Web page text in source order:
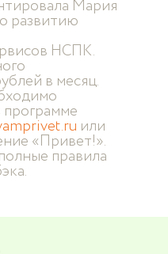
Мария
развитию
НСПК.
в месяц.
программе
или
«Привет!».
правила